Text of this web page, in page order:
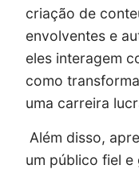
criação de
envolventes e
eles interagem
como
uma carreira
Além disso,
um público fiel